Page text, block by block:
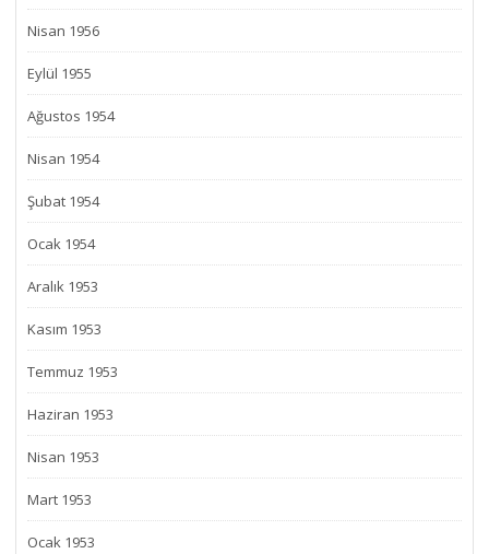
Nisan 1956
Eylül 1955
Ağustos 1954
Nisan 1954
Şubat 1954
Ocak 1954
Aralık 1953
Kasım 1953
Temmuz 1953
Haziran 1953
Nisan 1953
Mart 1953
Ocak 1953